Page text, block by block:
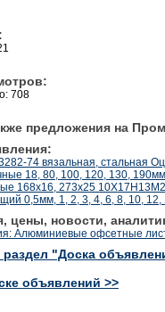
708
предложения на
74 вязальная, стальная
18, 80, 100, 120, 130,
168х16, 273х25
0,5мм, 1, 2, 3, 4, 6, 8, 10,
цены, новости,
Алюминиевые офсетные
раздел "Доска
объявлений >>